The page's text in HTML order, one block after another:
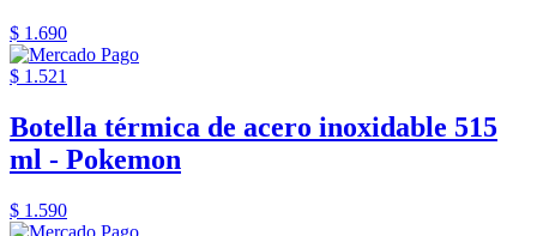
$ 1.690
$ 1.521
Botella térmica de acero inoxidable 515
ml - Pokemon
$ 1.590